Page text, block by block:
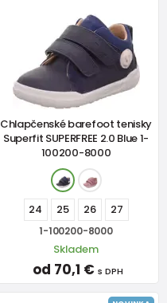
Chlapčenské barefoot tenisky
Superfit SUPERFREE 2.0 Blue 1-
100200-8000
24 25 26 27
1-100200-8000
Skladem
od 70,1 € s DPH